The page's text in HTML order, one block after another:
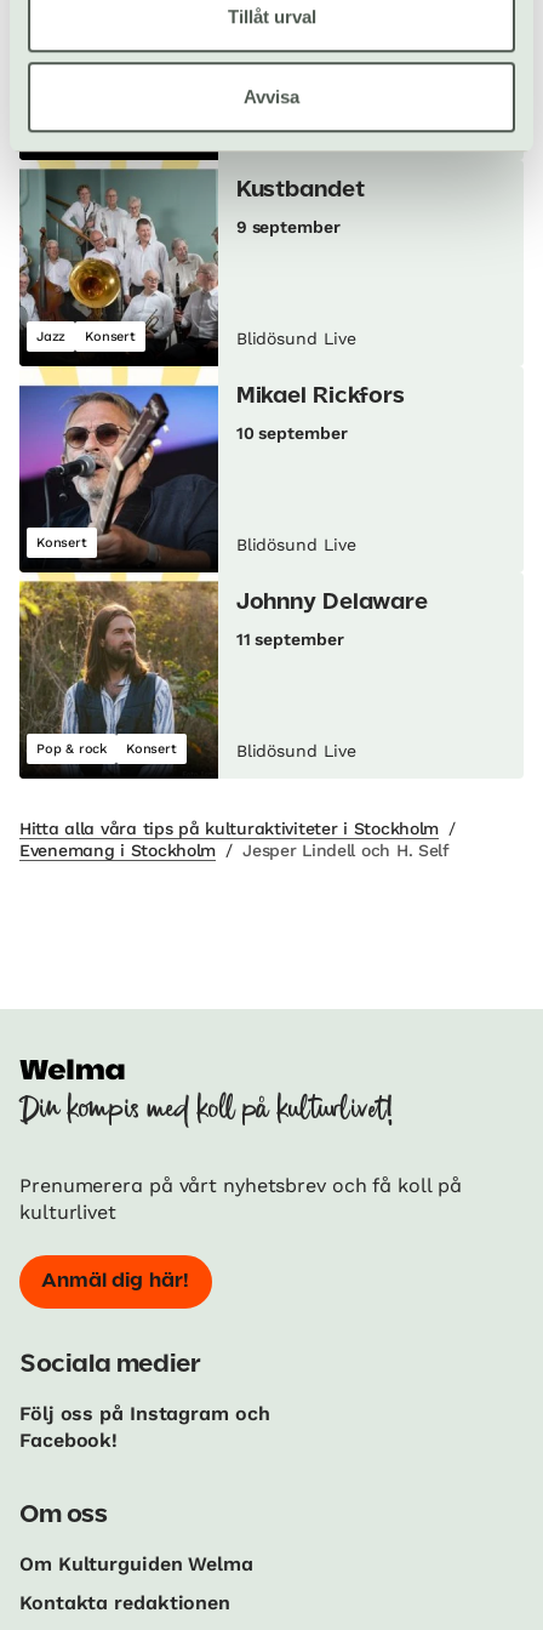
Tillåt urval
Avvisa
Country & americana
4 september
Blidösund Live
Jazz Konsert
Kustbandet
9 september
Blidösund Live
Konsert
Mikael Rickfors
10 september
Blidösund Live
Pop & rock Konsert
Johnny Delaware
11 september
Blidösund Live
Hitta alla våra tips på kulturaktiviteter i Stockholm /
Evenemang i Stockholm / Jesper Lindell och H. Self
Din kompis med koll på kulturlivet!
Prenumerera på vårt nyhetsbrev och få koll på
kulturlivet
Anmäl dig här!
Sociala medier
Följ oss på Instagram och
Facebook!
Om oss
Om Kulturguiden Welma
Kontakta redaktionen